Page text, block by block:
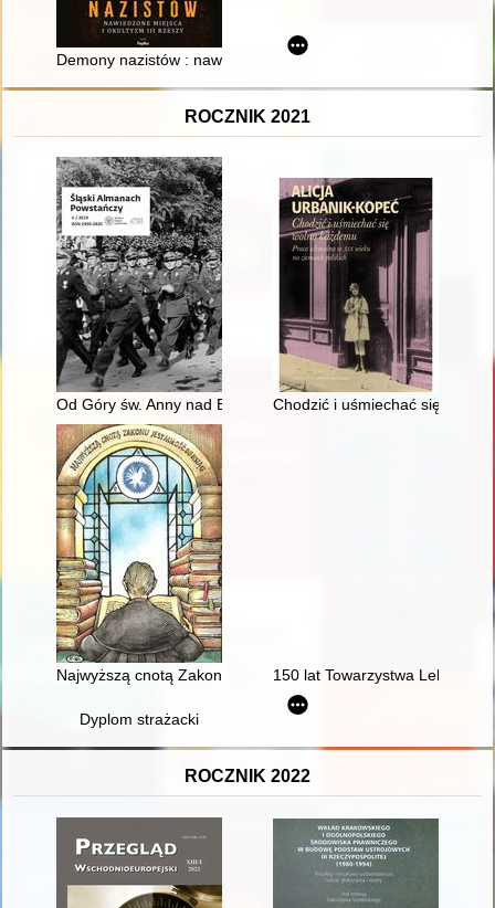
Demony nazistów : nawiedzone miejsca i okultyzm III Rzeszy
ROCZNIK 2021
Od Góry św. Anny nad Ebro : powstańcy śląscy wśród
Chodzić i uśmiechać się wolno
Najwyższą cnotą Zakonu jest miłość do ksiąg : 90-lecie
150 lat Towarzystwa
Dyplom strażacki
ROCZNIK 2022